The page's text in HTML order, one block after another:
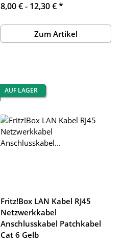
8,00 € - 12,30 €*
Zum Artikel
AUF LAGER
Fritz!Box LAN Kabel RJ45
Netzwerkkabel
Anschlusskabel Patchkabel
Cat 6 Gelb